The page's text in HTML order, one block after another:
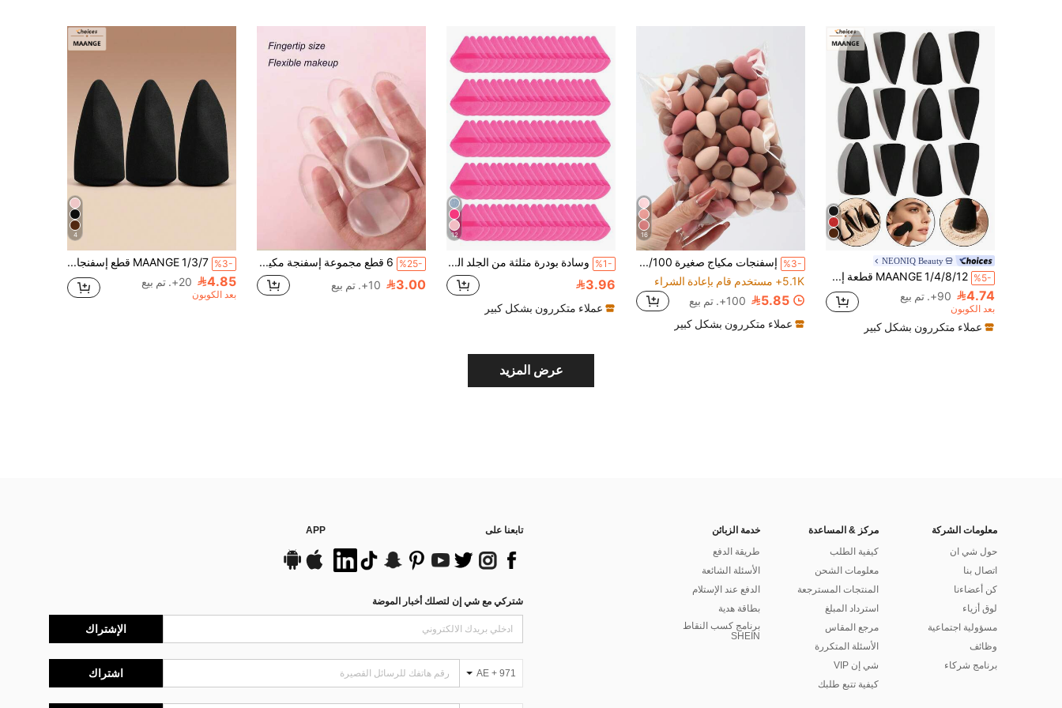
NEONIQ Beauty
%5- MAANGE 1/4/8/12 قطعة إسفنجة مستحضرات تجميل متعددة الوجوه، مناسبة لمستحضرات التجميل السائلة والكريمية، إسفنجة مكياج سميكة للتغطية، إسفنجة أساس رغوية، أدوات تجميل، إكسسوارات تجميل، كرات بودرة، خصومات، هدايا للنساء
4.74 90+. تم بيع
بعد الكوبون
عملاء متكررون بشكل كبير
16
%3-
إسفنجات مكياج صغيرة 10/20/30/50/100 قطعة، إسفنجات تجميل متعددة الألوان للأساس السائل والكريمي والبودرة، خالية من اللاتكس، إسفنجات خلط أساس المكياج للاستخدام الرطب والجاف مناسبة لجميع أنواع البشرة، ديكور الغرفة، الزينة، السفر، غرفة النوم، اكسسوارات المكياج، وسادة، خلاط المكياج، وسادة البودرة، إسفنجة المكياج، رخيصة، هدايا عيد الميلاد، هدايا للنساء، هدايا عيد الميلاد، هدايا، ضروريات السفر
5.1K+ مستخدم قام بإعادة الشراء
5.85 100+. تم بيع
عملاء متكررون بشكل كبير
12
%1- وسادة بودرة مثلثة من الجلد المدبوغ 5/10/20/30/50/100 قطعة، مصنوعة من مادة جلد مدبوغ فائقة النعومة، مناسبة لتحديد الوجه والعيون والزوايا، مناسبة لجميع أنواع البشرة.
3.96
عملاء متكررون بشكل كبير
%25- 6 قطع مجموعة إسفنجة مكياج سيليكون | أدوات مكياج للسفر المحمولة | كونسيلر أساس إعادة لمس | قابلة للغسل وإعادة الاستخدام
3.00 10+. تم بيع
4
%3- MAANGE 1/3/7 قطع إسفنجات مكياج متعددة الأوجه، إسفنجات مكياج متعددة الوظائف، قابلة لإعادة الاستخدام/الغسيل، مناسبة لمكياج السوائل والكريمات، يمكن أن تخلق تغطية متدرجة، إسفنجات دمج المكياج، إكسسوارات مكياج للنساء، هدايا للنساء، للاستخدام المنزلي أو السفر
4.85 20+. تم بيع
بعد الكوبون
عرض المزيد
معلومات الشركة
حول شي ان
اتصال بنا
كن أعضاءنا
لوق أزياء
مسؤولية اجتماعية
وظائف
برنامج شركاء
مركز & المساعدة
كيفية الطلب
معلومات الشحن
المنتجات المسترجعة
استرداد المبلغ
مرجع المقاس
الأسئلة المتكررة
شي إن VIP
كيفية تتبع طلبك
خدمة الزبائن
طريقة الدفع
الأسئلة الشائعة
الدفع عند الإستلام
بطاقة هدية
برنامج كسب النقاط
SHEIN
تابعنا على APP
شتركي مع شي إن لتصلك أخبار الموضة
الإشتراك
AE + 971 اشتراك